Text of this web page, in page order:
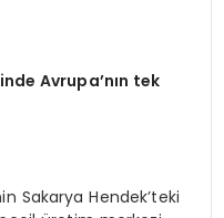
Avrupa’nın tek
Sakarya Hendek’teki